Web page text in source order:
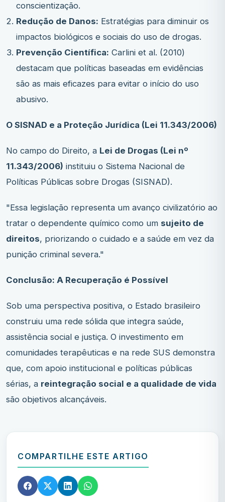
conscientização.
Redução de Danos: Estratégias para diminuir os
impactos biológicos e sociais do uso de drogas.
Prevenção Científica: Carlini et al. (2010)
destacam que políticas baseadas em evidências
são as mais eficazes para evitar o início do uso
abusivo.
O SISNAD e a Proteção Jurídica (Lei 11.343/2006)
No campo do Direito, a Lei de Drogas (Lei nº
11.343/2006) instituiu o Sistema Nacional de
Políticas Públicas sobre Drogas (SISNAD).
"Essa legislação representa um avanço civilizatório ao
tratar o dependente químico como um sujeito de
direitos, priorizando o cuidado e a saúde em vez da
punição criminal severa."
Conclusão: A Recuperação é Possível
Sob uma perspectiva positiva, o Estado brasileiro
construiu uma rede sólida que integra saúde,
assistência social e justiça. O investimento em
comunidades terapêuticas e na rede SUS demonstra
que, com apoio institucional e políticas públicas
sérias, a reintegração social e a qualidade de vida
são objetivos alcançáveis.
COMPARTILHE ESTE ARTIGO